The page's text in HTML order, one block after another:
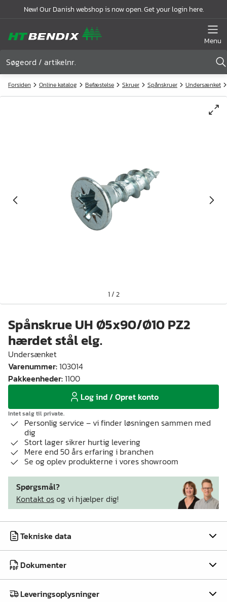
New! Our Danish webshop is now open. Get your login here.
Menu
Forsiden Online katalog Befæstelse Skruer Spånskruer Undersænket
1/2
Spånskrue UH Ø5x90/Ø10 PZ2
hærdet stål elg.
Undersænket
Varenummer:103014
Pakkeenheder:1100
Log ind / Opret konto
Intet salg til private.
Personlig service – vi finder løsningen sammen med
dig
Stort lager sikrer hurtig levering
Mere end 50 års erfaring i branchen
Se og oplev produkterne i vores showroom
Spørgsmål?
Kontakt osog vi hjælper dig!
Tekniske data
Dokumenter
Leveringsoplysninger